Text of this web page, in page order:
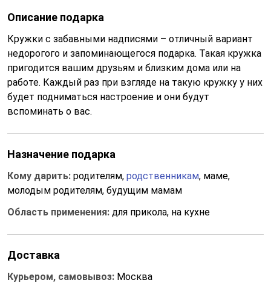
Описание подарка
Кружки с забавными надписями – отличный вариант
недорогого и запоминающегося подарка. Такая кружка
пригодится вашим друзьям и близким дома или на
работе. Каждый раз при взгляде на такую кружку у них
будет подниматься настроение и они будут
вспоминать о вас.
Назначение подарка
Кому дарить: родителям, родственникам, маме,
молодым родителям, будущим мамам
Область применения: для прикола, на кухне
Доставка
Курьером, самовывоз: Москва